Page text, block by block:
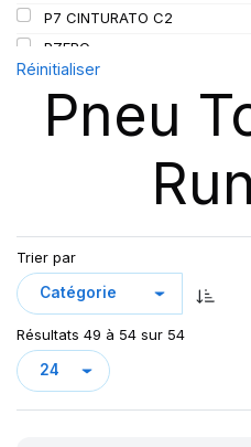
P7 CINTURATO C2
PZERO
P ZERO 5
PZERO PZ4
PZERO R-F ELCT
R-F P7 CINTURATO (*) K1
Réinitialiser
Pneu
Trier par
Résultats 49 à 54 sur 54